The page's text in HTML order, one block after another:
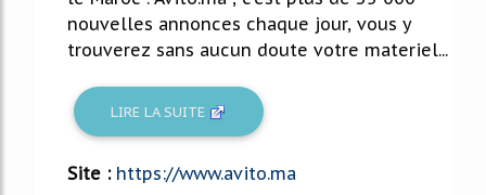
nouvelles annonces chaque jour, vous y
trouverez sans aucun doute votre materiel...
LIRE LA SUITE
Site : https://www.avito.ma